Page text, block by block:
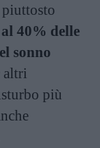
40% delle
sonno
altri
più